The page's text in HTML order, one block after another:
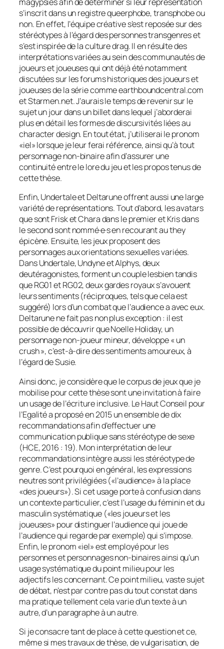
s’inscrit dans un registre queerphobe, transphobe ou
non. En effet, l’équipe créative s’est reposée sur des
stéréotypes à l’égard des personnes transgenres et
s’est inspirée de la culture drag. Il en résulte des
interprétations variées au sein des communautés de
joueurs et joueuses qui ont déjà été notamment
discutées sur les forums historiques des joueurs et
joueuses de la série comme earthboundcentral.com
et Starmen.net. J’aurais le temps de revenir sur le
sujet un jour dans un billet dans lequel j’aborderai
plus en détail les formes de discursivités liées au
character design. En tout état, j’utiliserai le pronom
«iel» lorsque je leur ferai référence, ainsi qu’à tout
personnage non-binaire afin d’assurer une
continuité entre le lore du jeu et les propos tenus de
cette thèse.
Enfin, Undertale et Deltarune offrent aussi une large
variété de représentations. Tout d’abord, les avatars
que sont Frisk et Chara dans le premier et Kris dans
le second sont nommé·e·s en recourant au they
épicène. Ensuite, les jeux proposent des
personnages aux orientations sexuelles variées.
Dans Undertale, Undyne et Alphys, deux
deutéragonistes, forment un couple lesbien tandis
que RG01 et RG02, deux gardes royaux s’avouent
leurs sentiments (réciproques, tels que cela est
suggéré) lors d’un combat que l’audience a avec eux.
Deltarune ne fait pas non plus exception : il est
possible de découvrir que Noelle Holiday, un
personnage non-joueur mineur, développe « un
crush », c’est-à-dire des sentiments amoureux, à
l’égard de Susie.
Ainsi donc, je considère que le corpus de jeux que je
mobilise pour cette thèse sont une invitation à faire
un usage de l’écriture inclusive. Le Haut Conseil pour
l’Egalité a proposé en 2015 un ensemble de dix
recommandations afin d’effectuer une
communication publique sans stéréotype de sexe
(HCE, 2016 : 19). Mon interprétation de leur
recommandations intègre aussi les stéréotype de
genre. C’est pourquoi en général, les expressions
neutres sont privilégiées («l’audience» à la place
«des joueurs»). Si cet usage porte à confusion dans
un contexte particulier, c’est l’usage du féminin et du
masculin systématique («les joueurs et les
joueuses» pour distinguer l’audience qui joue de
l’audience qui regarde par exemple) qui s’impose.
Enfin, le pronom «iel» est employé pour les
personnes et personnages non-binaires ainsi qu’un
usage systématique du point milieu pour les
adjectifs les concernant. Ce point milieu, vaste sujet
de débat, n’est par contre pas du tout constat dans
ma pratique tellement cela varie d’un texte à un
autre, d’un paragraphe à un autre.
Si je consacre tant de place à cette question et ce,
même si mes travaux de thèse, de vulgarisation, de